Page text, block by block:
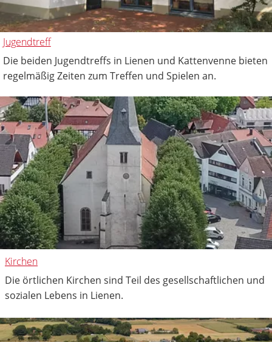
Jugendtreff
Die beiden Jugendtreffs in Lienen und Kattenvenne bieten
regelmäßig Zeiten zum Treffen und Spielen an.
Kirchen
Die örtlichen Kirchen sind Teil des gesellschaftlichen und
sozialen Lebens in Lienen.